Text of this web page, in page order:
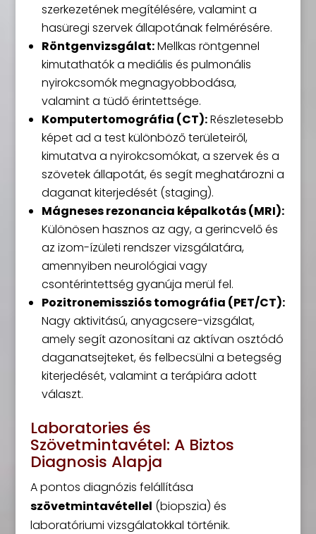
szerkezetének megítélésére, valamint a
hasüregi szervek állapotának felmérésére.
Röntgenvizsgálat:Mellkas röntgennel
kimutathatók a mediális és pulmonális
nyirokcsomók megnagyobbodása,
valamint a tüdő érintettsége.
Komputertomográfia (CT):Részletesebb
képet ad a test különböző területeiről,
kimutatva a nyirokcsomókat, a szervek és a
szövetek állapotát, és segít meghatározni a
daganat kiterjedését (staging).
Mágneses rezonancia képalkotás (MRI):
Különösen hasznos az agy, a gerincvelő és
az izom-ízületi rendszer vizsgálatára,
amennyiben neurológiai vagy
csontérintettség gyanúja merül fel.
Pozitronemissziós tomográfia (PET/CT):
Nagy aktivitású, anyagcsere-vizsgálat,
amely segít azonosítani az aktívan osztódó
daganatsejteket, és felbecsülni a betegség
kiterjedését, valamint a terápiára adott
választ.
Laboratories és
Szövetmintavétel: A Biztos
Diagnosis Alapja
A pontos diagnózis felállítása
szövetmintavétellel (biopszia) és
laboratóriumi vizsgálatokkal történik.